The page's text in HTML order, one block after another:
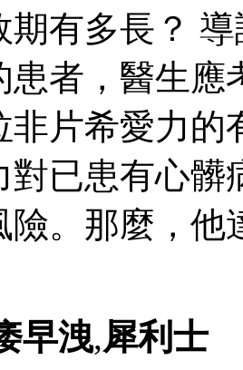
期有多長？
患者，醫生應
非片希愛力
對已患有心髒
險。那麼，他
早洩,犀利士